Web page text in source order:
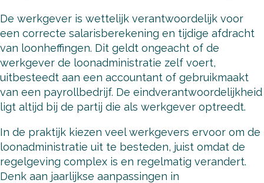
De werkgever is wettelijk verantwoordelijk voor
een correcte salarisberekening en tijdige afdracht
van loonheffingen. Dit geldt ongeacht of de
werkgever de loonadministratie zelf voert,
uitbesteedt aan een accountant of gebruikmaakt
van een payrollbedrijf. De eindverantwoordelijkheid
ligt altijd bij de partij die als werkgever optreedt.
In de praktijk kiezen veel werkgevers ervoor om de
loonadministratie uit te besteden, juist omdat de
regelgeving complex is en regelmatig verandert.
Denk aan jaarlijkse aanpassingen in